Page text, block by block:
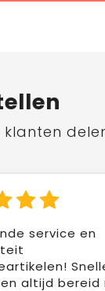
service en
altijd bereid